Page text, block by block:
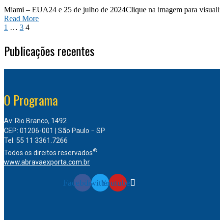
Miami – EUA24 e 25 de julho de 2024Clique na imagem para
Read More
1 … 3 4
Publicações recentes
O Programa
Av. Rio Branco, 1492
CEP: 01206-001 | São Paulo − SP
Tel: 55 11 3361.7266
Todos os direitos reservados®
www.abravaexporta.com.br
FacebookTwitterYoutube